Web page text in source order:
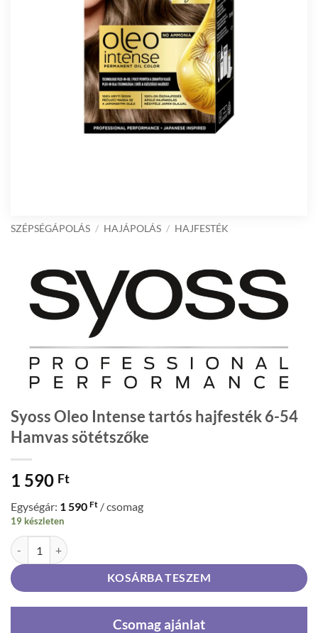
SZÉPSÉGÁPOLÁS / HAJÁPOLÁS / HAJFESTÉK
Syoss Oleo Intense tartós hajfesték 6-54
Hamvas sötétszőke
1 590 Ft
Egységár: 1 590 Ft / csomag
19 készleten
Syoss Oleo Intense tartós hajfesték 6-54 Hamvas sötétszőke
KOSÁRBA TESZEM
Csomag ajánlat